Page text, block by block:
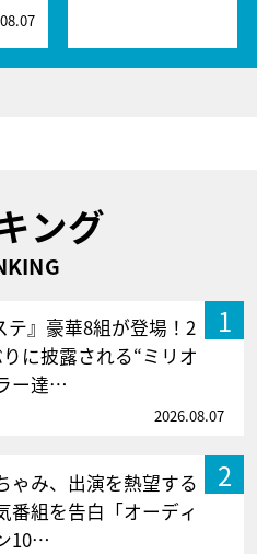
ング
1
テ』豪華8組が登場！2
に披露される“ミリオ
ー達…
2026.08.07
2
ゃみ、出演を熱望する
番組を告白「オーディ
10…